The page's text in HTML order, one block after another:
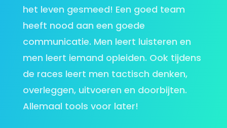
het leven gesmeed! Een goed team
heeft nood aan een goede
communicatie. Men leert luisteren en
men leert iemand opleiden. Ook tijdens
de races leert men tactisch denken,
overleggen, uitvoeren en doorbijten.
Allemaal tools voor later!